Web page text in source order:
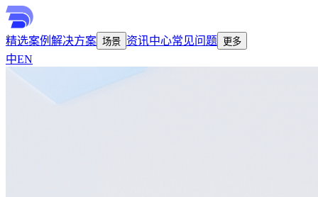
精选案例 解决方案 场景 资讯中心常见问题 更多
中EN